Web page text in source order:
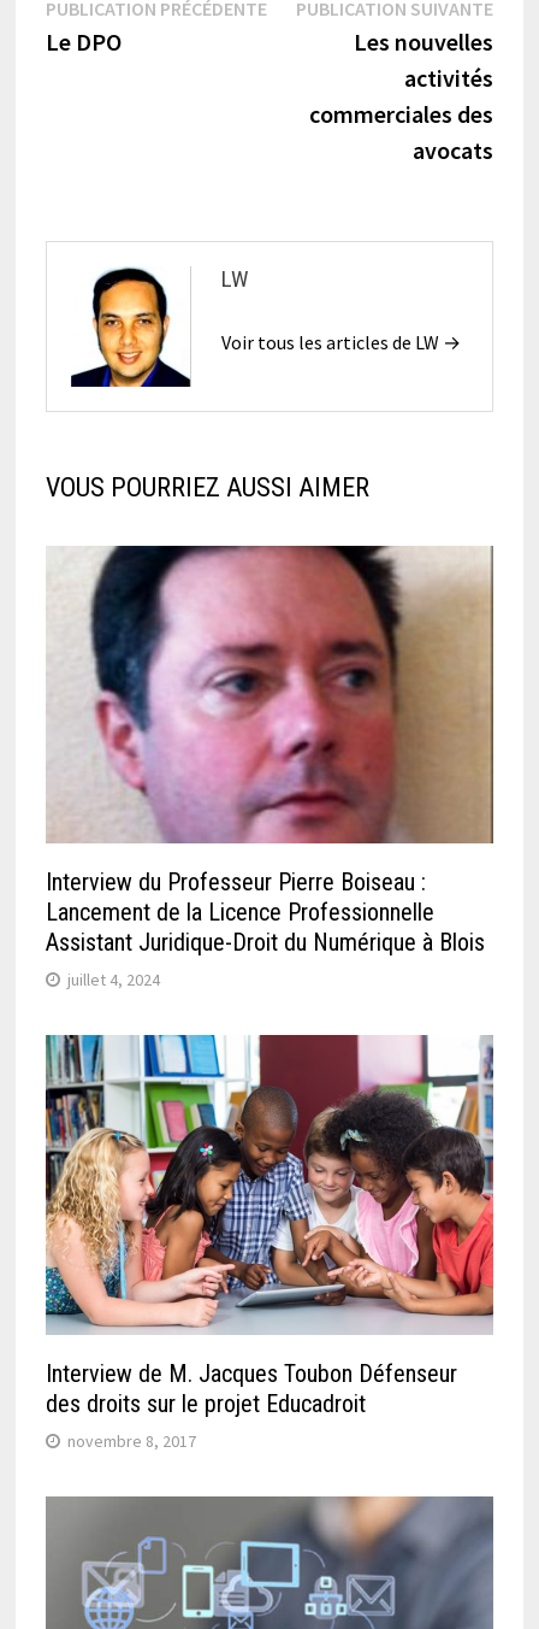
Navigation
de
PUBLICATION PRÉCÉDENTEPublication
précédente :
Le DPO
PUBLICATION SUIVANTE
Les nouvelles
activités
commerciales des
avocats
LW
Voir tous les articles de LW →
VOUS POURRIEZ AUSSI AIMER
Interview du Professeur Pierre Boiseau :
Lancement de la Licence Professionnelle
Assistant Juridique-Droit du Numérique à Blois
juillet 4, 2024
Interview de M. Jacques Toubon Défenseur
des droits sur le projet Educadroit
novembre 8, 2017